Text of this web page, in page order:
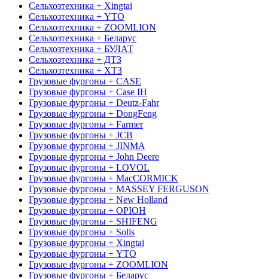
Сельхозтехника + Xingtai
Сельхозтехника + YTO
Сельхозтехника + ZOOMLION
Сельхозтехника + Беларус
Сельхозтехника + БУЛАТ
Сельхозтехника + ДТЗ
Сельхозтехника + ХТЗ
Грузовые фургоны + CASE
Грузовые фургоны + Case IH
Грузовые фургоны + Deutz-Fahr
Грузовые фургоны + DongFeng
Грузовые фургоны + Farmer
Грузовые фургоны + JCB
Грузовые фургоны + JINMA
Грузовые фургоны + John Deere
Грузовые фургоны + LOVOL
Грузовые фургоны + MacCORMICK
Грузовые фургоны + MASSEY FERGUSON
Грузовые фургоны + New Holland
Грузовые фургоны + OРІОН
Грузовые фургоны + SHIFENG
Грузовые фургоны + Solis
Грузовые фургоны + Xingtai
Грузовые фургоны + YTO
Грузовые фургоны + ZOOMLION
Грузовые фургоны + Беларус